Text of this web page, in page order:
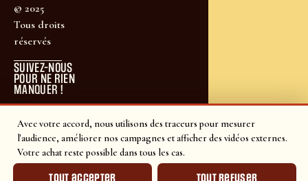
Avec votre accord, nous utilisons des traceurs pour mesurer
l'audience, améliorer nos campagnes et afficher des vidéos externes.
Votre achat reste possible dans tous les cas.
Tout accepter Tout refuser
© 2025
Tous droits
réservés
SUIVEZ-NOUS
POUR NE RIEN
MANQUER !